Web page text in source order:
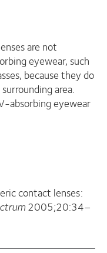
are not
eyewear, such
because they do
area.
absorbing eyewear
contact lenses:
2005;20:34–